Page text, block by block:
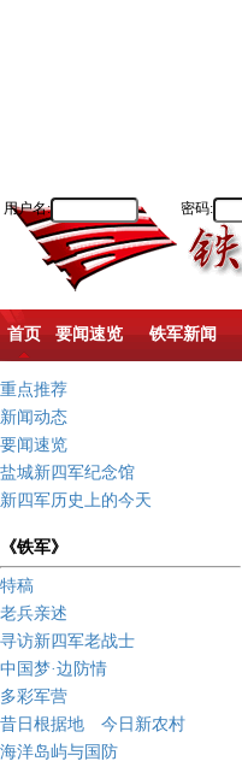
用户名: 密码:
首页 要闻速览 铁军新闻
重点推荐
新闻动态
要闻速览
盐城新四军纪念馆
新四军历史上的今天
《铁军》
特稿
老兵亲述
寻访新四军老战士
中国梦·边防情
多彩军营
昔日根据地 今日新农村
海洋岛屿与国防